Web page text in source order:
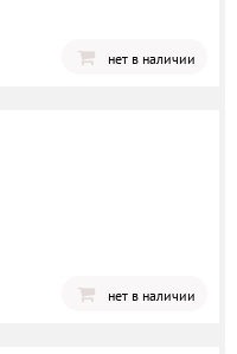
нет в наличии
нет в наличии